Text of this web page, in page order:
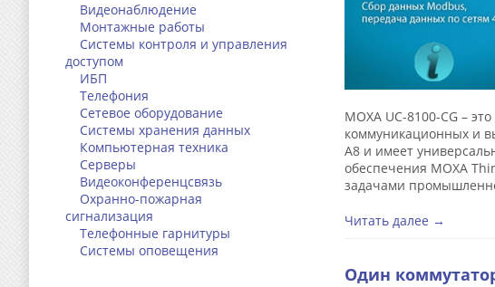
Видеонаблюдение
Монтажные работы
Системы контроля и управления
доступом
ИБП
Телефония
Сетевое оборудование
Системы хранения данных
Компьютерная техника
Серверы
Видеоконференцсвязь
Охранно-пожарная
сигнализация
Телефонные гарнитуры
Системы оповещения
MOXA UC-8100-CG –
коммуникационных и
A8 и имеет
обеспечения MOXA
задачами
Читать далее →
Один